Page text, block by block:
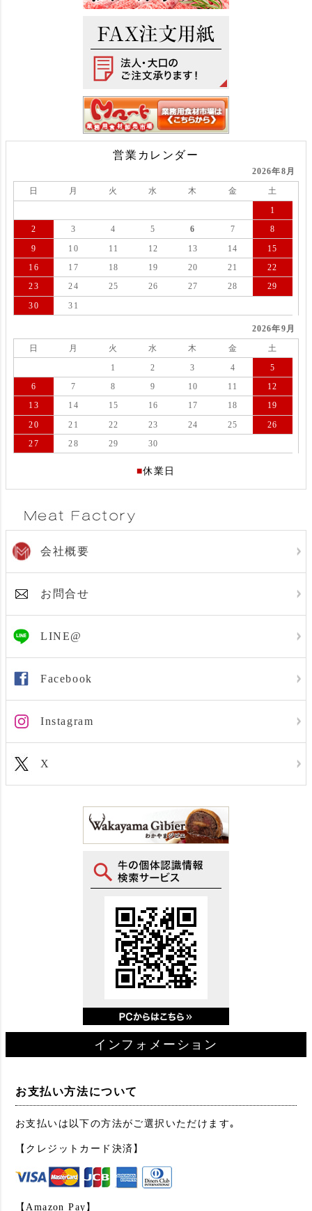
営業カレンダー
2026年8月
日 月 火 水 木 金
土
1
2
3 4 5 6 7
8
9
10 11 12 13 14
15
16
17 18 19 20 21
22
23
24 25 26 27 28
29
30
31
2026年9月
日 月 火 水 木 金
土
1
2 3 4
5
6
7 8 9 10 11
12
13
14 15 16 17 18
19
20
21 22 23 24 25
26
27
28 29 30
■休業日
会社概要
お問合せ
LINE@
Facebook
Instagram
X
インフォメーション
お支払い方法について
お支払いは以下の方法がご選択いただけます｡
【クレジットカード決済】
【Amazon Pay】